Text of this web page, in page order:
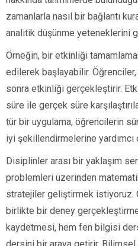
zamanlarla nasıl bir bağlantı
analitik düşünme yeteneklerini
Örneğin, bir etkinliği
edilerek başlayabilir.
sonra etkinliği gerçekleştirir.
süre ile gerçek süre
tür bir uygulama, öğrencilerin
iyi şekillendirmelerine yardımcı
Disiplinler arası bir yaklaşım
problemleri üzerinden
stratejiler geliştirmek istiyoruz.
birlikte bir deney
kaydetmesi, hem fen bilgisi